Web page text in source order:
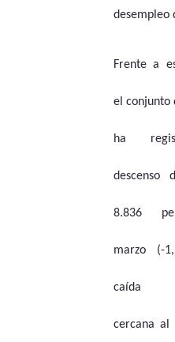
desempleo
Frente a
el conjunto
ha
descenso
8.836
marzo (-
caída
cercana al